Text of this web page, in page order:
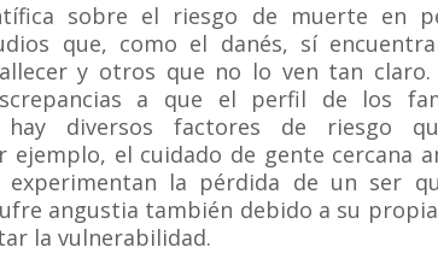
sobre el riesgo de muerte en
que, como el danés, sí
y otros que no lo ven tan claro.
a que el perfil de los
hay diversos factores de riesgo
ejemplo, el cuidado de gente cercana
experimentan la pérdida de un ser
angustia también debido a su
la vulnerabilidad.